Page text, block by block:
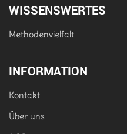
WISSENSWERTES
Methodenvielfalt
INFORMATION
Kontakt
Über uns